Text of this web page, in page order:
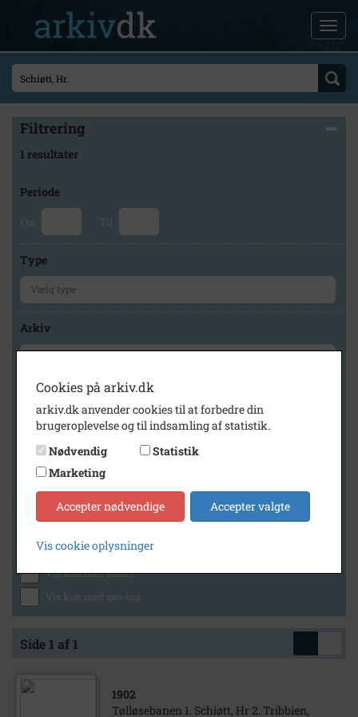
Filtrering
1 resultater
Periode
Fra Til
Type
Arkiv
Geografi
Generelt
Vis kun med billeder
Vis kun med lydklip
Vis kun med kilder
Vis kun med geo-tag
Side 1 af 1
1902
Tølløsebanen 1. Schiøtt, Hr 2. Tribbien,
Cookies på arkiv.dk
arkiv.dk anvender cookies til at forbedre din
brugeroplevelse og til indsamling af statistik.
Nødvendig
Statistik
Marketing
Accepter nødvendige Accepter valgte
Vis cookie oplysninger